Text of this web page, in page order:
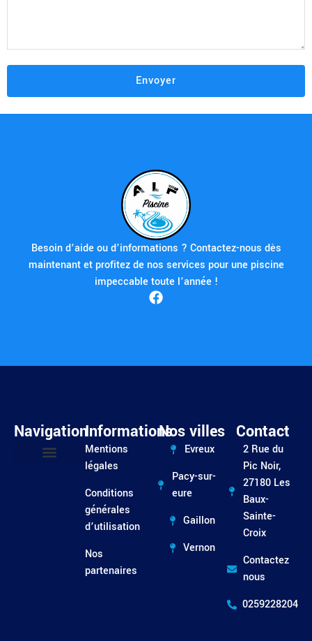
Besoin d’aide ou d’informations ? Contactez-nous dès
maintenant et profitez de nos services pour une piscine
impeccable toute l’année !
NavigationInformations
Mentions
légales
Conditions
générales
d’utilisation
Nos
partenaires
Nos villes
Evreux
Pacy-sur-
eure
Gaillon
Vernon
Contact
2 Rue du
Pic Noir,
27180 Les
Baux-
Sainte-
Croix
Contactez
nous
0259228204